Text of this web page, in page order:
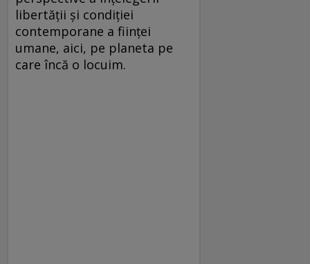
libertății și condiției
contemporane a ființei
umane, aici, pe planeta pe
care încă o locuim.